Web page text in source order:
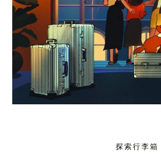
探索行李箱